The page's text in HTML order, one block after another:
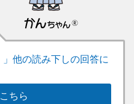
」他の読み下しの回答に
ちら